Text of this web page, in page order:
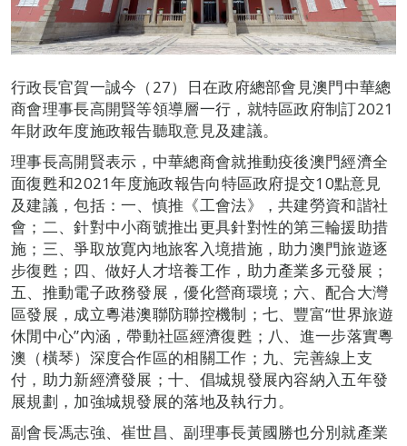
行政長官賀一誠今（27）日在政府總部會見澳門中華總
商會理事長高開賢等領導層一行，就特區政府制訂2021
年財政年度施政報告聽取意見及建議。
理事長高開賢表示，中華總商會就推動疫後澳門經濟全
面復甦和2021年度施政報告向特區政府提交10點意見
及建議，包括：一、慎推《工會法》，共建勞資和諧社
會；二、針對中小商號推出更具針對性的第三輪援助措
施；三、爭取放寛內地旅客入境措施，助力澳門旅遊逐
步復甦；四、做好人才培養工作，助力產業多元發展；
五、推動電子政務發展，優化營商環境；六、配合大灣
區發展，成立粵港澳聯防聯控機制；七、豐富“世界旅遊
休閒中心”內涵，帶動社區經濟復甦；八、進一步落實粵
澳（橫琴）深度合作區的相關工作；九、完善線上支
付，助力新經濟發展；十、倡城規發展內容納入五年發
展規劃，加強城規發展的落地及執行力。
副會長馮志強、崔世昌、副理事長黃國勝也分別就產業